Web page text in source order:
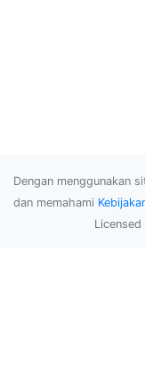
Dengan menggunakan
dan memahami
Licensed